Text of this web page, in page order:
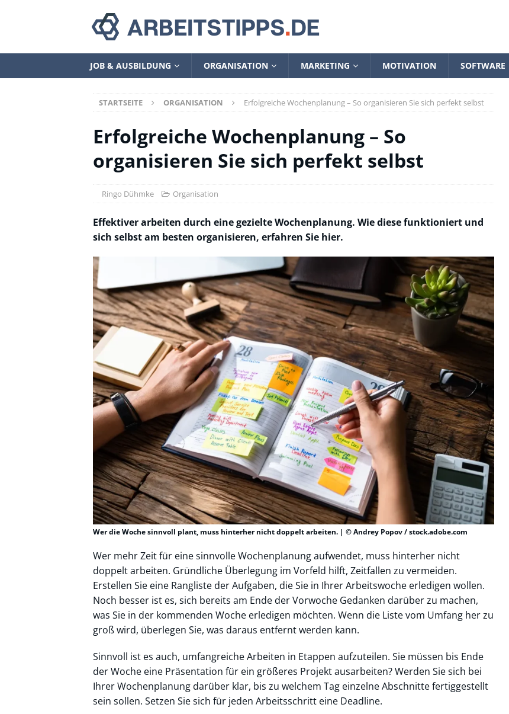
JOB & AUSBILDUNG ORGANISATION MARKETING MOTIVATION SOFTWARE
STARTSEITE ORGANISATION Erfolgreiche Wochenplanung – So organisieren Sie sich perfekt selbst
Erfolgreiche Wochenplanung – So
organisieren Sie sich perfekt selbst
Ringo Dühmke Organisation
Effektiver arbeiten durch eine gezielte Wochenplanung. Wie diese funktioniert und
sich selbst am besten organisieren, erfahren Sie hier.
Wer die Woche sinnvoll plant, muss hinterher nicht doppelt arbeiten. | © Andrey Popov / stock.adobe.com
Wer mehr Zeit für eine sinnvolle Wochenplanung aufwendet, muss hinterher nicht
doppelt arbeiten. Gründliche Überlegung im Vorfeld hilft, Zeitfallen zu vermeiden.
Erstellen Sie eine Rangliste der Aufgaben, die Sie in Ihrer Arbeitswoche erledigen wollen.
Noch besser ist es, sich bereits am Ende der Vorwoche Gedanken darüber zu machen,
was Sie in der kommenden Woche erledigen möchten. Wenn die Liste vom Umfang her zu
groß wird, überlegen Sie, was daraus entfernt werden kann.
Sinnvoll ist es auch, umfangreiche Arbeiten in Etappen aufzuteilen. Sie müssen bis Ende
der Woche eine Präsentation für ein größeres Projekt ausarbeiten? Werden Sie sich bei
Ihrer Wochenplanung darüber klar, bis zu welchem Tag einzelne Abschnitte fertiggestellt
sein sollen. Setzen Sie sich für jeden Arbeitsschritt eine Deadline.